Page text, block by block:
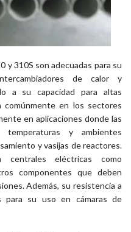
y 310S son adecuadas para su
de calor y
a su capacidad para altas
comúnmente en los sectores
en aplicaciones donde las
y ambientes
y vasijas de reactores.
eléctricas como
componentes que deben
Además, su resistencia a
para su uso en cámaras de